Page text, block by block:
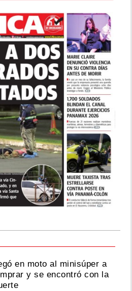
en moto al minisúper a
y se encontró con la